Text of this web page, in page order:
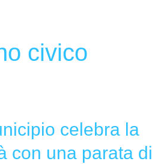
civico
celebra la
con una parata di